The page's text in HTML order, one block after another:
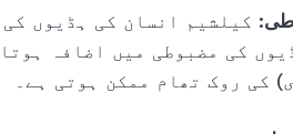
: کیلشیم انسان کی ہڈیوں
کی مضبوطی میں اضافہ
کی روک تھام ممکن ہوتی ہے۔